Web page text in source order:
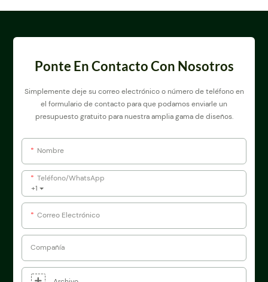
Ponte En Contacto Con Nosotros
Simplemente deje su correo electrónico o número de teléfono en
el formulario de contacto para que podamos enviarle un
presupuesto gratuito para nuestra amplia gama de diseños.
Nombre
+1
Teléfono/WhatsApp
Correo Electrónico
Compañía